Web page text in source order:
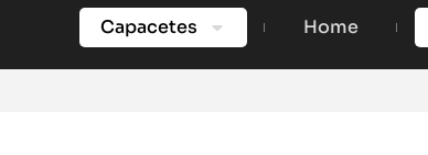
Capacetes Home